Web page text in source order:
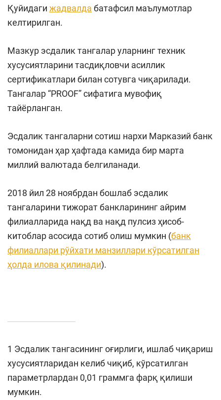
Қуйидаги жадвалда батафсил маълумотлар
келтирилган.
Мазкур эсдалик тангалар уларнинг техник
хусусиятларини тасдиқловчи асиллик
сертификатлари билан сотувга чиқарилади.
Тангалар “PROOF” сифатига мувофиқ
тайёрланган.
Эсдалик тангаларни сотиш нархи Марказий банк
томонидан ҳар ҳафтада камида бир марта
миллий валютада белгиланади.
2018 йил 28 ноябрдан бошлаб эсдалик
тангаларини тижорат банкларининг айрим
филиалларида нақд ва нақд пулсиз ҳисоб-
китоблар асосида сотиб олиш мумкин (банк
филиаллари рўйхати манзиллари кўрсатилган
ҳолда илова қилинади).
1 Эсдалик тангасининг оғирлиги, ишлаб чиқариш
хусусиятларидан келиб чиқиб, кўрсатилган
параметрлардан 0,01 граммга фарқ қилиши
мумкин.